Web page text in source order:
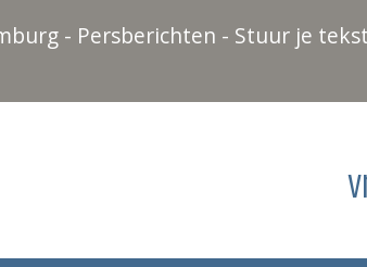
- Persberichten - Stuur je